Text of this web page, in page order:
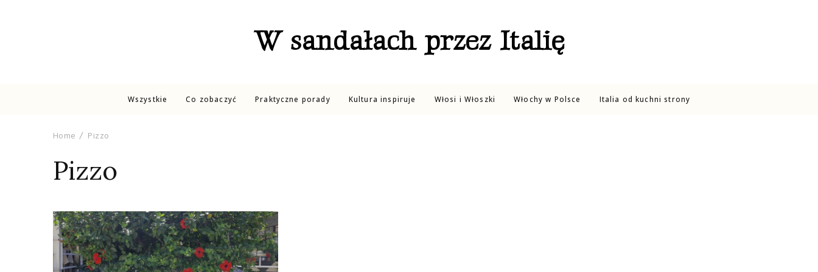
W sandałach przez Italię
Wszystkie Co zobaczyć Praktyczne porady Kultura inspiruje Włosi i Włoszki Włochy w Polsce Italia od kuchni strony
Home Pizzo
Pizzo